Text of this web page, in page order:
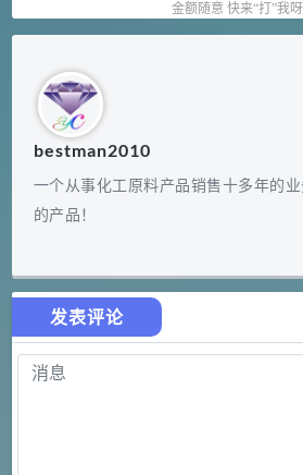
金额随意 快来“打”我
bestman2010
一个从事化工原料产品销售十多年的
的产品！
发表评论